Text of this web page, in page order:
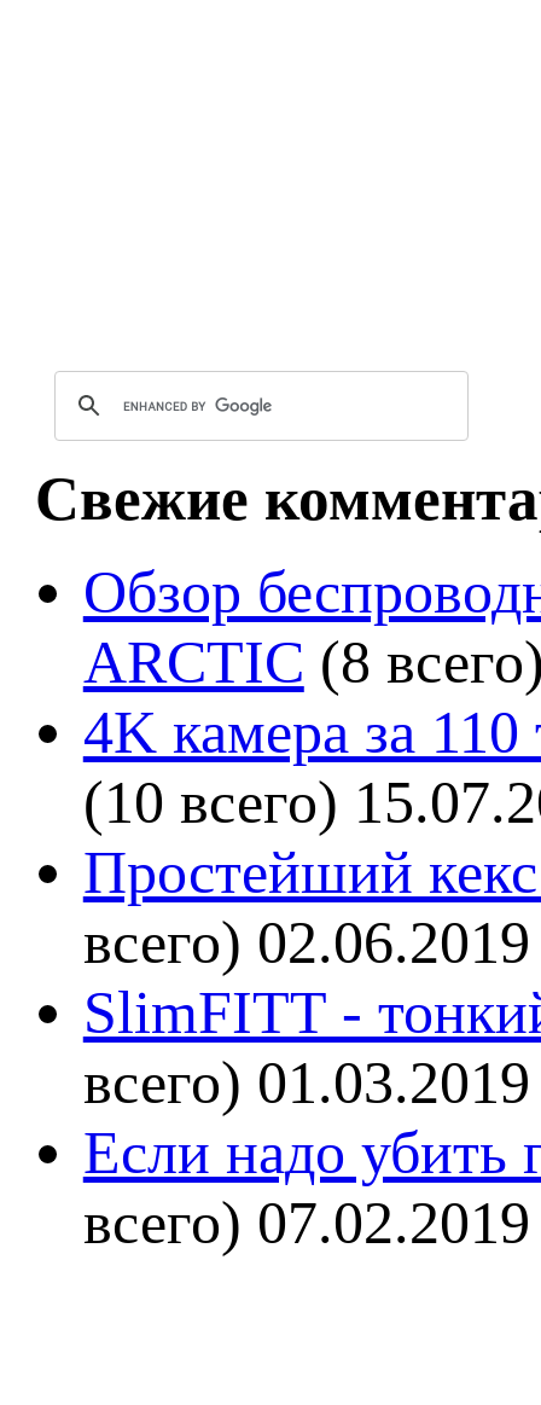
Свежие
Обзор
ARCTIC (8
4K камера за
(10 всего)
Простейший кекс
всего) 02.06.2019
SlimFITT -
всего) 01.03.2019
Если надо убить
всего) 07.02.2019